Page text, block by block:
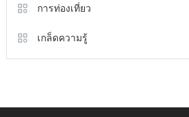
การท่องเที่ยว
เกล็ดความรู้